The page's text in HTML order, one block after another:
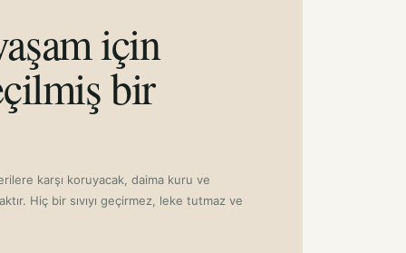
için
bir
karşı koruyacak, daima kuru ve
Hiç bir sıvıyı geçirmez, leke tutmaz ve